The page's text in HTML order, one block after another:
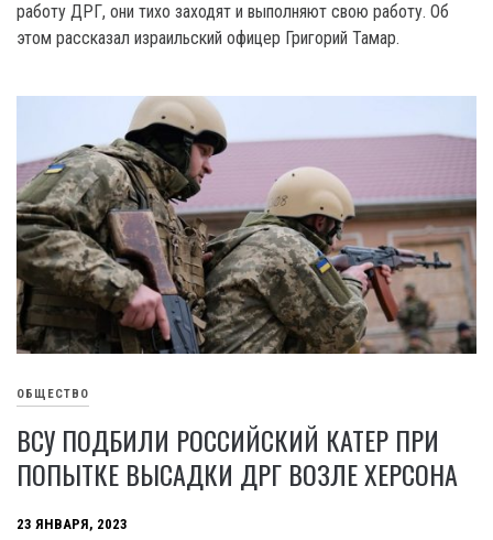
работу ДРГ, они тихо заходят и выполняют свою работу. Об
этом рассказал израильский офицер Григорий Тамар.
ОБЩЕСТВО
ВСУ ПОДБИЛИ РОССИЙСКИЙ КАТЕР ПРИ
ПОПЫТКЕ ВЫСАДКИ ДРГ ВОЗЛЕ ХЕРСОНА
23 ЯНВАРЯ, 2023